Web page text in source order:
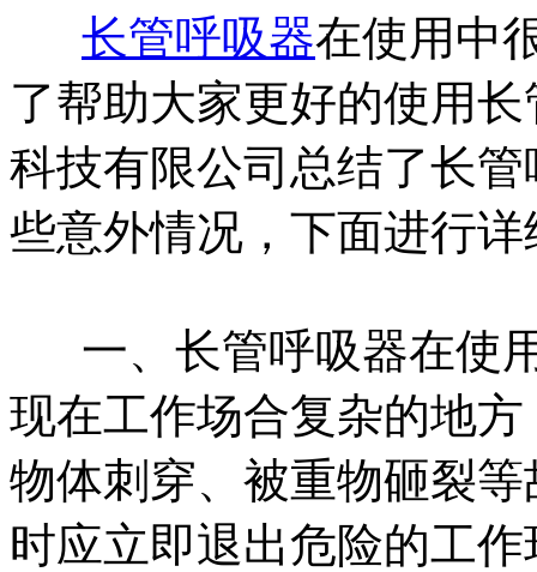
长管呼吸器在使用中
了帮助大家更好的使用
科技有限公司总结了长
些意外情况，下面进行
一、长管呼吸器在使
现在工作场合复杂的地
物体刺穿、被重物砸裂
时应立即退出危险的工